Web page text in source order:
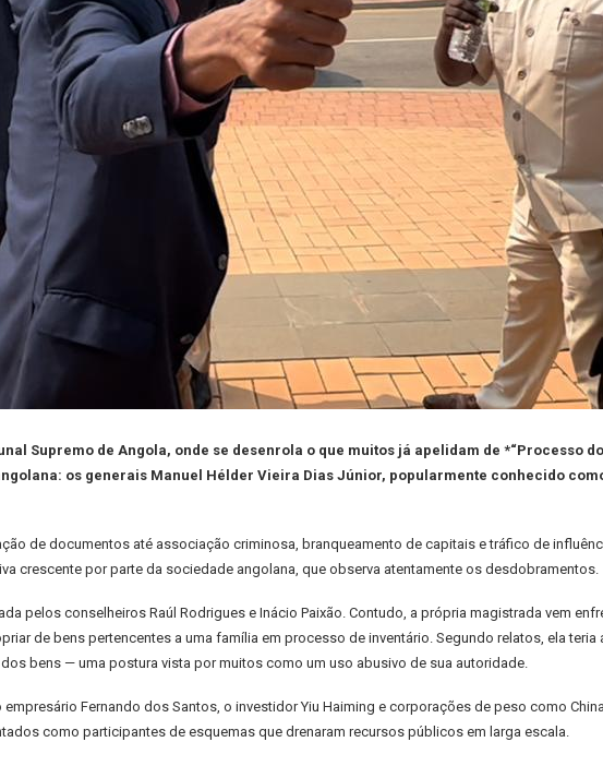
Supremo de Angola, onde se desenrola o que muitos já apelidam de *“Processo
os generais Manuel Hélder Vieira Dias Júnior, popularmente conhecido
de documentos até associação criminosa, branqueamento de capitais e tráfico de
crescente por parte da sociedade angolana, que observa atentamente os desdobramentos.
pelos conselheiros Raúl Rodrigues e Inácio Paixão. Contudo, a própria magistrada vem
de bens pertencentes a uma família em processo de inventário. Segundo relatos, ela
bens — uma postura vista por muitos como um uso abusivo de sua autoridade.
Fernando dos Santos, o investidor Yiu Haiming e corporações de peso como
como participantes de esquemas que drenaram recursos públicos em larga escala.